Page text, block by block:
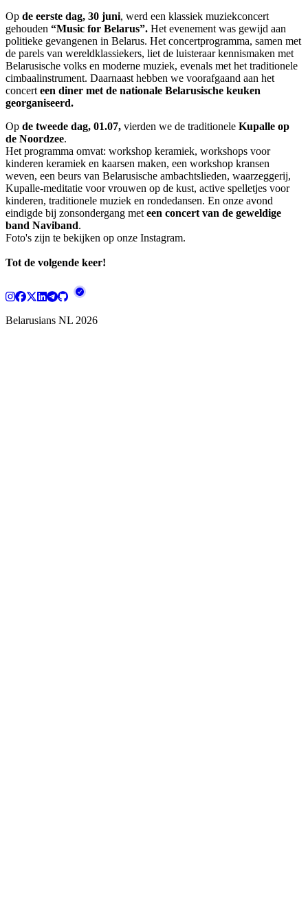
Op de eerste dag, 30 juni, werd een klassiek muziekconcert
gehouden “Music for Belarus”. Het evenement was gewijd aan
politieke gevangenen in Belarus. Het concertprogramma, samen met
de parels van wereldklassiekers, liet de luisteraar kennismaken met
Belarusische volks en moderne muziek, evenals met het traditionele
cimbaalinstrument. Daarnaast hebben we voorafgaand aan het
concert een diner met de nationale Belarusische keuken
georganiseerd.
Op de tweede dag, 01.07, vierden we de traditionele Kupalle op
de Noordzee.
Het programma omvat: workshop keramiek, workshops voor
kinderen keramiek en kaarsen maken, een workshop kransen
weven, een beurs van Belarusische ambachtslieden, waarzeggerij,
Kupalle-meditatie voor vrouwen op de kust, active spelletjes voor
kinderen, traditionele muziek en rondedansen. En onze avond
eindigde bij zonsondergang met een concert van de geweldige
band Naviband.
Foto's zijn te bekijken op onze Instagram.
Tot de volgende keer!
Belarusians NL 2026